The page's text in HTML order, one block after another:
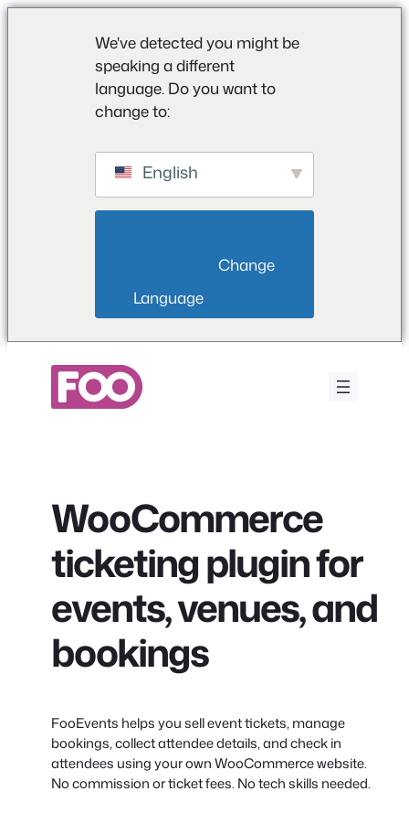
We've detected you might be
speaking a different
language. Do you want to
change to:
English
Language
WooCommerce
ticketing plugin for
events, venues, and
bookings
FooEvents helps you sell event tickets, manage
bookings, collect attendee details, and check in
attendees using your own WooCommerce website.
No commission or ticket fees. No tech skills needed.